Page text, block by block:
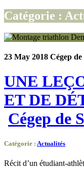
Catégorie :
23 May 2018 Cégep
UNE
ET DE
Cégep de
Catégorie : Actualités
Récit d’un étudiant-